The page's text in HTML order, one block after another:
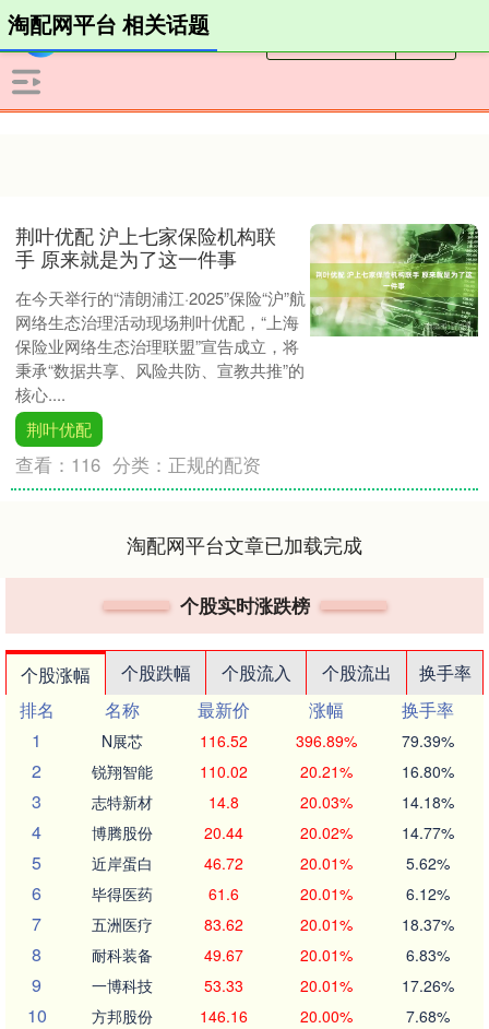
淘配网平台 相关话题
荆叶优配 沪上七家保险机构联
手 原来就是为了这一件事
在今天举行的“清朗浦江·2025”保险“沪”航
网络生态治理活动现场荆叶优配，“上海
保险业网络生态治理联盟”宣告成立，将
秉承“数据共享、风险共防、宣教共推”的
核心....
荆叶优配
查看： 116 分类： 正规的配资
淘配网平台文章已加载完成
个股实时涨跌榜
个股涨幅 个股跌幅 个股流入 个股流出
换手率
排名
名称 最新价 涨幅
换手率
1
N展芯 116.52 396.89% 79.39%
2 锐翔智能 110.02 20.21% 16.80%
3 志特新材 14.8 20.03% 14.18%
4 博腾股份 20.44 20.02% 14.77%
5 近岸蛋白 46.72 20.01% 5.62%
6 毕得医药 61.6 20.01% 6.12%
7 五洲医疗 83.62 20.01% 18.37%
8 耐科装备 49.67 20.01% 6.83%
9 一博科技 53.33 20.01% 17.26%
10 方邦股份 146.16 20.00% 7.68%